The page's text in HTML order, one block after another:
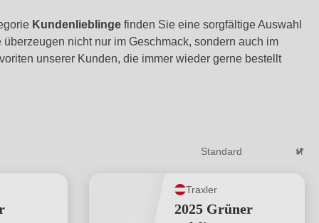
Kundenlieblinge finden Sie eine sorgfältige Auswahl
nicht nur im Geschmack, sondern auch im
unserer Kunden, die immer wieder gerne bestellt
Traxler
2025 Grüner